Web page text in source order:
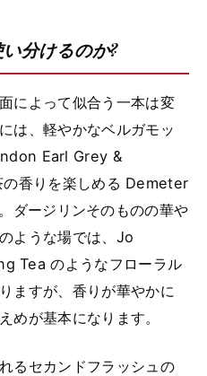
分けるのか?
によって似合う一本は変
は、軽やかなベルガモッ
Earl Grey &
香りを楽しめる Demeter
ダージリンそのものの華や
ような場では、Jo
Tea のようなフローラル
ますが、香りが華やかに
めが基本になります。
るセカンドフラッシュの